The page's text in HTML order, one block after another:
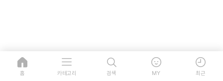
홈 카테고리 검색 MY 최근